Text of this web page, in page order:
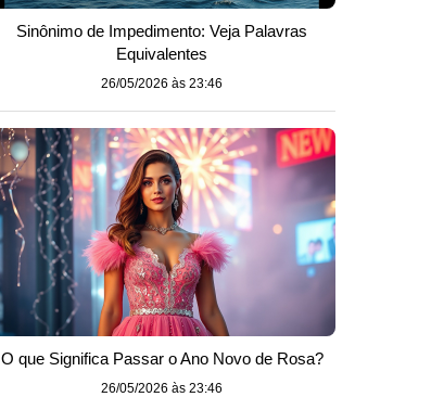
Sinônimo de Impedimento: Veja Palavras
Equivalentes
26/05/2026 às 23:46
O que Significa Passar o Ano Novo de Rosa?
26/05/2026 às 23:46